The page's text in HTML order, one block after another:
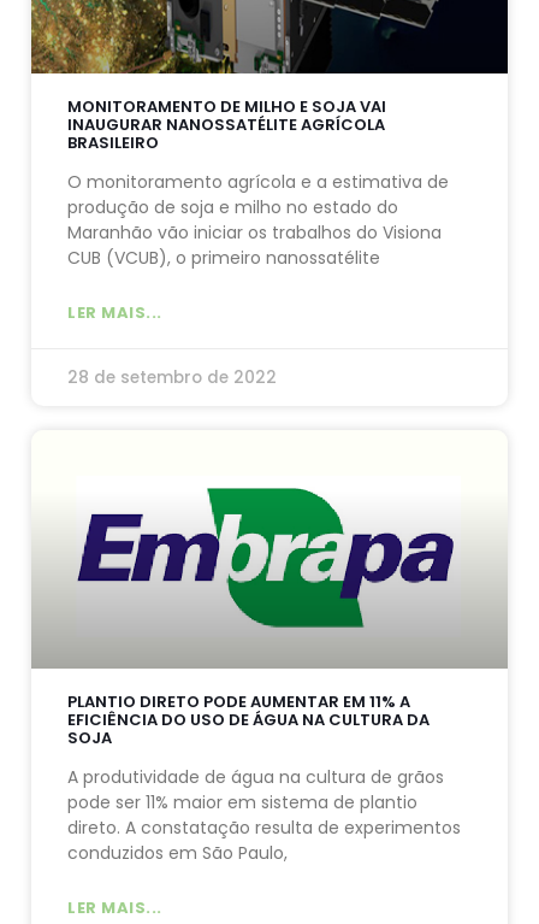
MONITORAMENTO DE MILHO E SOJA VAI
INAUGURAR NANOSSATÉLITE AGRÍCOLA
BRASILEIRO
O monitoramento agrícola e a estimativa de
produção de soja e milho no estado do
Maranhão vão iniciar os trabalhos do Visiona
CUB (VCUB), o primeiro nanossatélite
LER MAIS...
28 de setembro de 2022
PLANTIO DIRETO PODE AUMENTAR EM 11% A
EFICIÊNCIA DO USO DE ÁGUA NA CULTURA DA
SOJA
A produtividade de água na cultura de grãos
pode ser 11% maior em sistema de plantio
direto. A constatação resulta de experimentos
conduzidos em São Paulo,
LER MAIS...